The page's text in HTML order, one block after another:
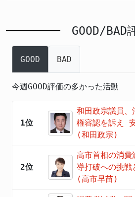
GOOD/BAD
GOOD BAD
今週GOOD評価の多かった活動
1位
和田政宗議員、
権容認を訴え
(和田政宗)
2位
高市首相の消費
導打破への挑戦
(高市早苗)